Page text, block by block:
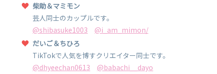
柴助＆マミモン
芸人同士のカップルです。
@shibasuke1003
@i_am_mimon/
だいご＆ちひろ
TikTokで人気を博すクリエイター同士です。
@dhyeechan0613
@babachi__dayo